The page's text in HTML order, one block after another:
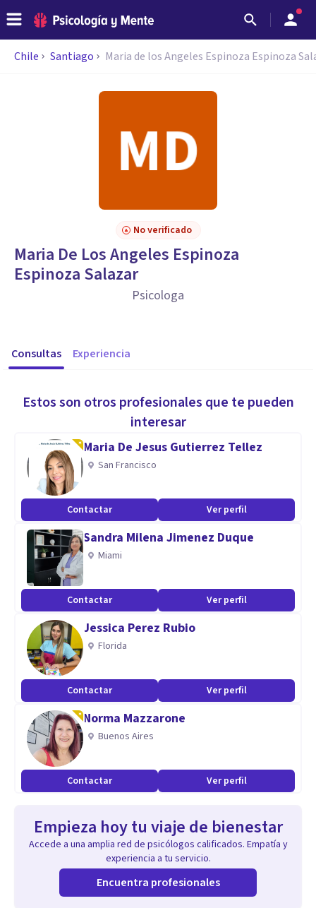
Chile Santiago Maria de los Angeles Espinoza Espinoza
No verificado
Maria De Los Angeles Espinoza
Espinoza Salazar
Psicologa
Consultas Experiencia
Estos son otros profesionales que te pueden
interesar
Maria De Jesus Gutierrez Tellez
San Francisco
Contactar Ver perfil
Sandra Milena Jimenez Duque
Miami
Contactar Ver perfil
Jessica Perez Rubio
Florida
Contactar Ver perfil
Norma Mazzarone
Buenos Aires
Contactar Ver perfil
Empieza hoy tu viaje de bienestar
Accede a una amplia red de psicólogos calificados. Empatía y
experiencia a tu servicio.
Encuentra profesionales